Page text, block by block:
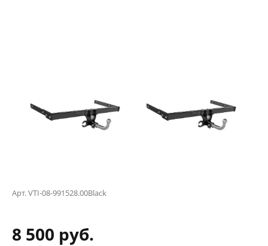
Арт.VTI-08-991528.00Black
8 500 руб.